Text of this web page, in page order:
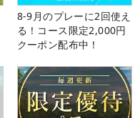
8-9月のプレーに2回使え
る！コース限定2,000円
クーポン配布中！